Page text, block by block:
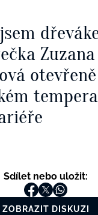
Zuzana
Sdílet nebo uložit:
ZOBRAZIT DISKUZI